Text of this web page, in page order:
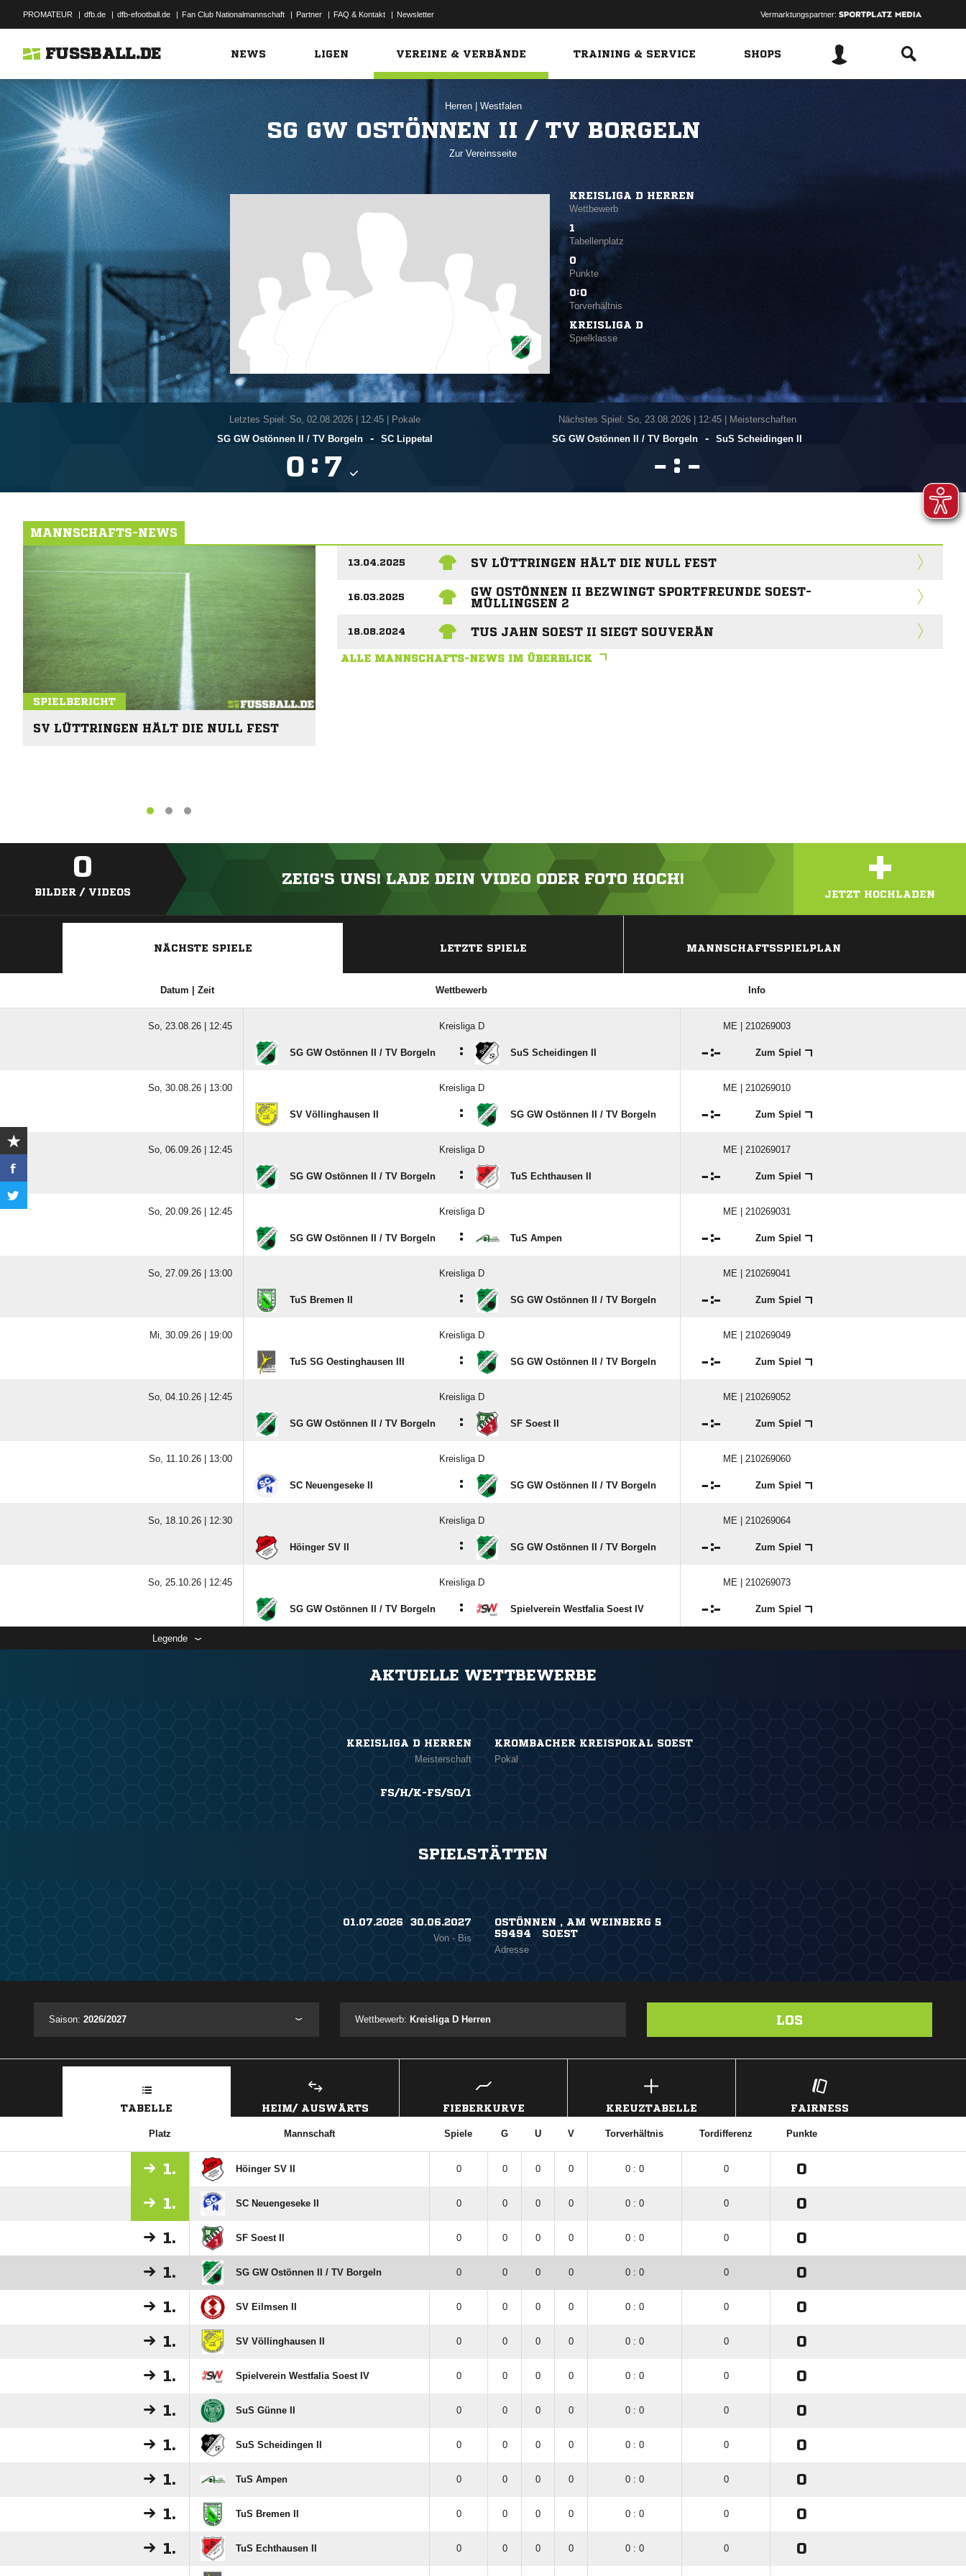
PROMATEUR | dfb.de | dfb-efootball.de | Fan Club Nationalmannschaft | Partner | FAQ & Kontakt | Newsletter Vermarktungspartner:
FUSSBALL.DE NEWS LIGEN VEREINE & VERBÄNDE TRAINING & SERVICE SHOPS
Herren Westfalen
SG GW OSTÖNNEN II / TV BORGELN
Zur Vereinsseite
KREISLIGA D HERREN
Wettbewerb
1
Tabellenplatz
0
Punkte
0:0
Torverhältnis
KREISLIGA D
Spielklasse
Letztes Spiel: So, 02.08.2026
12:45 | Pokale
SG GW Ostönnen II /​ TV Borgeln
- SC Lippetal
 : 
Nächstes Spiel: So, 23.08.2026| 12:45 | Meisterschaften
SG GW Ostönnen II /​ TV Borgeln
- SuS Scheidingen II
 : 
MANNSCHAFTS-NEWS
SPIELBERICHT
SV LÜTTRINGEN HÄLT DIE NULL FEST
13.04.2025 SV LÜTTRINGEN HÄLT DIE NULL FEST
16.03.2025
GW OSTÖNNEN II BEZWINGT SPORTFREUNDE SOEST-
MÜLLINGSEN 2
18.08.2024 TUS JAHN SOEST II SIEGT SOUVERÄN
ALLE MANNSCHAFTS-NEWS IM ÜBERBLICK
0
BILDER / VIDEOS
ZEIG'S UNS! LADE DEIN VIDEO ODER FOTO HOCH! +
JETZT HOCHLADEN
NÄCHSTE SPIELE LETZTE SPIELE MANNSCHAFTSSPIELPLAN
Datum | Zeit Wettbewerb Info
So, 23.08.26 | 12:45 Kreisliga D ME | 210269003
SG GW Ostönnen II /​ TV Borgeln : SuS Scheidingen II : Zum Spiel
So, 30.08.26 | 13:00 Kreisliga D ME | 210269010
SV Völlinghausen II : SG GW Ostönnen II /​ TV Borgeln : Zum Spiel
So, 06.09.26 | 12:45 Kreisliga D ME | 210269017
SG GW Ostönnen II /​ TV Borgeln : TuS Echthausen II : Zum Spiel
So, 20.09.26 | 12:45 Kreisliga D ME | 210269031
SG GW Ostönnen II /​ TV Borgeln : TuS Ampen : Zum Spiel
So, 27.09.26 | 13:00 Kreisliga D ME | 210269041
TuS Bremen II : SG GW Ostönnen II /​ TV Borgeln : Zum Spiel
Mi, 30.09.26 | 19:00 Kreisliga D ME | 210269049
TuS SG Oestinghausen III : SG GW Ostönnen II /​ TV Borgeln : Zum Spiel
So, 04.10.26 | 12:45 Kreisliga D ME | 210269052
SG GW Ostönnen II /​ TV Borgeln : SF Soest II : Zum Spiel
So, 11.10.26 | 13:00 Kreisliga D ME | 210269060
SC Neuengeseke II : SG GW Ostönnen II /​ TV Borgeln : Zum Spiel
So, 18.10.26 | 12:30 Kreisliga D ME | 210269064
Höinger SV II : SG GW Ostönnen II /​ TV Borgeln : Zum Spiel
So, 25.10.26 | 12:45 Kreisliga D ME | 210269073
SG GW Ostönnen II /​ TV Borgeln : Spielverein Westfalia Soest IV : Zum Spiel
Legende
AKTUELLE WETTBEWERBE
KREISLIGA D HERREN
Meisterschaft
KROMBACHER KREISPOKAL SOEST
Pokal
FS/H/K-FS/SO/1
SPIELSTÄTTEN
01.07.2026 ​ 30.06.2027
Von - Bis
OSTÖNNEN , AM WEINBERG 5
59494 SOEST
Adresse
Saison: 2026/2027 Wettbewerb: Kreisliga D Herren LOS
TABELLE HEIM/ AUSWÄRTS FIEBERKURVE KREUZTABELLE FAIRNESS
Platz Mannschaft Spiele G U V Torverhältnis Tordifferenz Punkte
1. Höinger SV II 0 0 0 0 0 : 0 0 0
1. SC Neuengeseke II 0 0 0 0 0 : 0 0 0
1. SF Soest II 0 0 0 0 0 : 0 0 0
1. SG GW Ostönnen II /​ TV Borgeln 0 0 0 0 0 : 0 0 0
1. SV Eilmsen II 0 0 0 0 0 : 0 0 0
1. SV Völlinghausen II 0 0 0 0 0 : 0 0 0
1. Spielverein Westfalia Soest IV 0 0 0 0 0 : 0 0 0
1. SuS Günne II 0 0 0 0 0 : 0 0 0
1. SuS Scheidingen II 0 0 0 0 0 : 0 0 0
1. TuS Ampen 0 0 0 0 0 : 0 0 0
1. TuS Bremen II 0 0 0 0 0 : 0 0 0
1. TuS Echthausen II 0 0 0 0 0 : 0 0 0